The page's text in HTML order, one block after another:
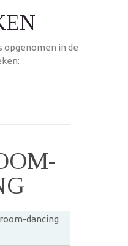
opgenomen in de
dancing